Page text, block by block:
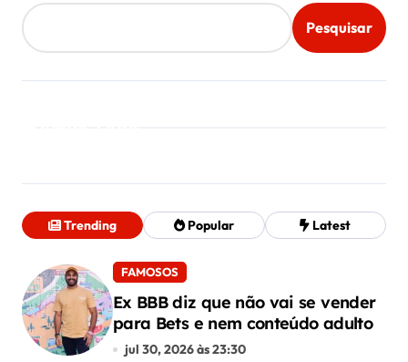
Pesquisar
Trending Popular Latest
FAMOSOS
Ex BBB diz que não vai se vender
para Bets e nem conteúdo adulto
jul 30, 2026 às 23:30